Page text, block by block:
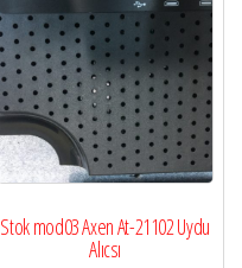
Stok mod03 Axen At-21102 Uydu
Alıcsı